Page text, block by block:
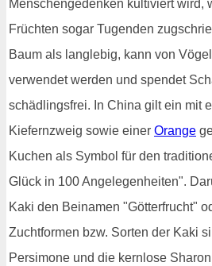
Menschengedenken kultiviert wird,
Früchten sogar Tugenden
Baum als langlebig, kann von
verwendet werden und spendet
schädlingsfrei. In China gilt ein mit
Kiefernzweig sowie einer Orange
Kuchen als Symbol für den
Glück in 100 Angelegenheiten".
Kaki den Beinamen "Götterfrucht"
Zuchtformen bzw. Sorten der Kaki
Persimone und die kernlose